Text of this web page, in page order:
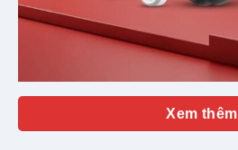
Xem thêm